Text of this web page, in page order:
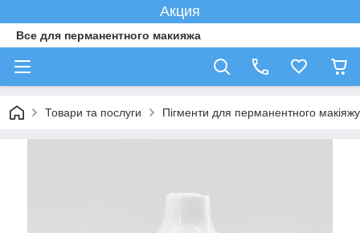
Акция
Все для перманентного макияжа
Товари та послуги Пігменти для перманентного макіяжу